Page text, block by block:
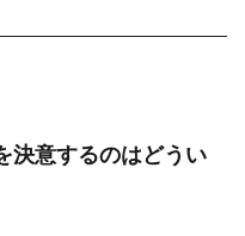
決意するのはどうい